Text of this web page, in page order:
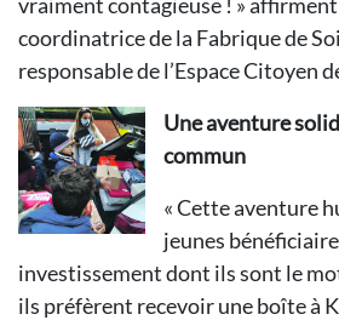
coordinatrice de la Fabrique de
responsable de l’Espace Citoyen
Une aventure
commun
« Cette aventure
jeunes
investissement dont ils sont le
ils préfèrent recevoir une boîte à